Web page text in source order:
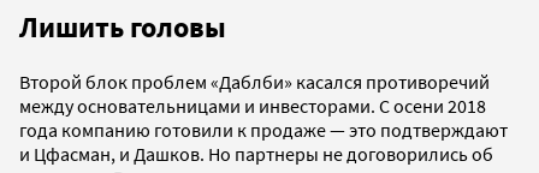
Лишить головы
Второй блок проблем «Даблби» касался противоречий
между основательницами и инвесторами. С осени 2018
года компанию готовили к продаже—это подтверждают
и Цфасман, и Дашков. Но партнеры не договорились об